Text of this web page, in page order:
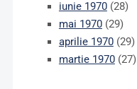
iunie 1970(28)
mai 1970(29)
aprilie 1970(29)
martie 1970(27)